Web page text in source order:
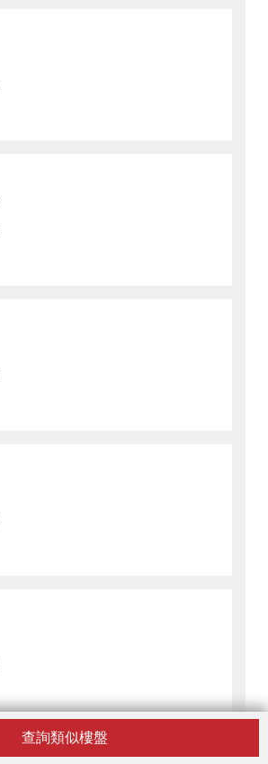
查詢類似樓盤